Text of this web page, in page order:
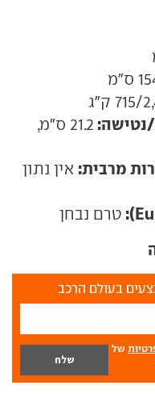
נטישה:
21.2 ס"מ,
אין נתון
טרם נבחן
בעולם הרכב
של